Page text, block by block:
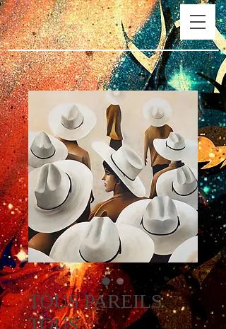
TOUS PAREILS
TOUS